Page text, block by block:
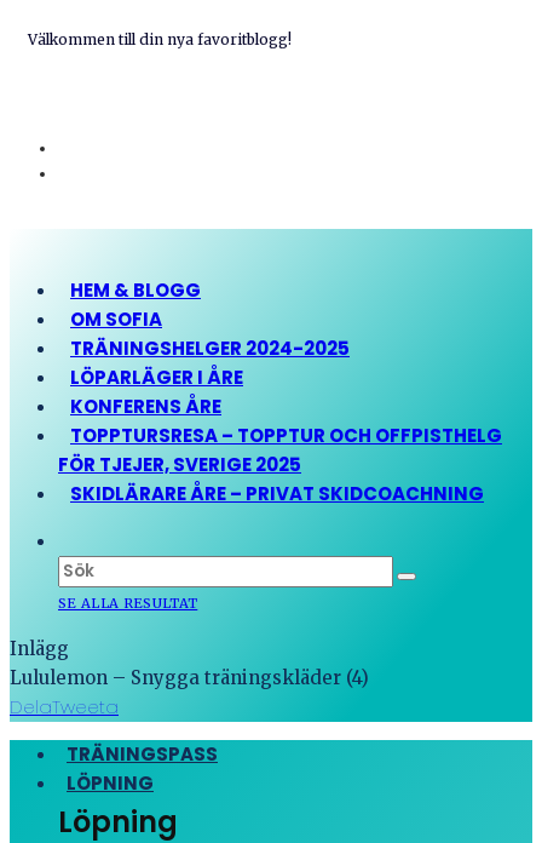
Välkommen till din nya favoritblogg!
HEM & BLOGG
OM SOFIA
TRÄNINGSHELGER 2024-2025
LÖPARLÄGER I ÅRE
KONFERENS ÅRE
TOPPTURSRESA – TOPPTUR OCH OFFPISTHELG
FÖR TJEJER, SVERIGE 2025
SKIDLÄRARE ÅRE – PRIVAT SKIDCOACHNING
SE ALLA RESULTAT
Inlägg
Lululemon – Snygga träningskläder (4)
DelaTweeta
TRÄNINGSPASS
LÖPNING
Löpning